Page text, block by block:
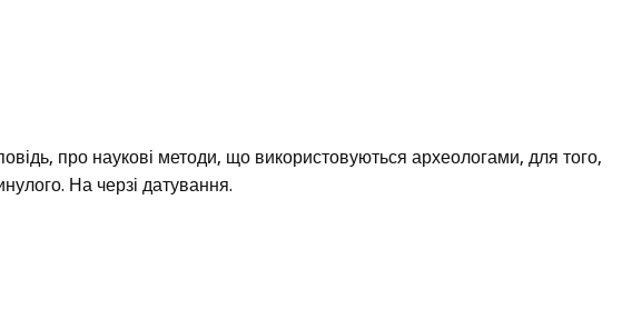
про наукові методи, що використовуються археологами, для того,
На черзі датування.